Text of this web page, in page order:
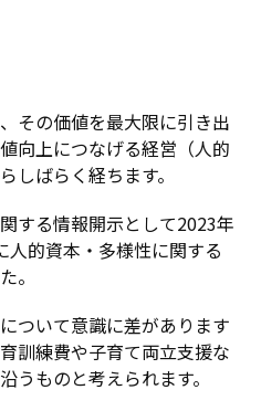
その価値を最大限に引き出
向上につなげる経営（人的
しばらく経ちます。
する情報開示として2023年
的資本・多様性に関する
。
ついて意識に差があります
訓練費や子育て両立支援な
うものと考えられます。